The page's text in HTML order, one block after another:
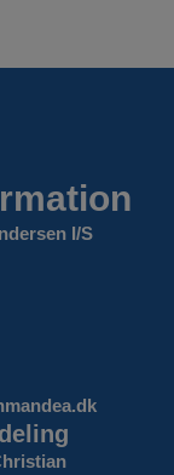
I/S